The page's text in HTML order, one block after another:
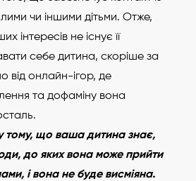
чи іншими дітьми. Отже,
інтересів не існує її
себе дитина, скоріше за
від онлайн-ігор, де
та дофаміну вона
у тому, що ваша дитина знає,
до яких вона може прийти
і вона не буде висміяна.